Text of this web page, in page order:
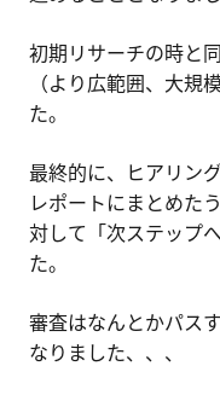
初期リサーチの時と
（より広範囲、大規
た。
最終的に、ヒアリン
レポートにまとめた
対して「次ステップ
た。
審査はなんとかパス
なりました、、、